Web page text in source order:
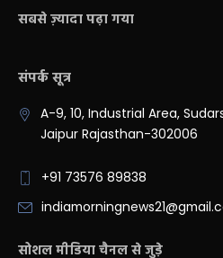
सबसे ज़्यादा पढ़ा गया
संपर्क सूत्र
A-9, 10, Industrial Area,
Jaipur Rajasthan-302006
+91 73576 89838
सोशल मीडिया चैनल से जुड़े